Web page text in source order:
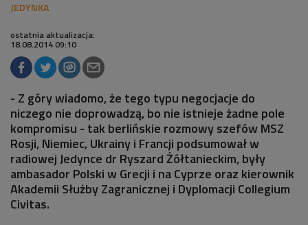
ostatnia aktualizacja:
18.08.2014 09:10
- Z góry wiadomo, że tego typu negocjacje do
niczego nie doprowadzą, bo nie istnieje żadne pole
kompromisu - tak berlińskie rozmowy szefów MSZ
Rosji, Niemiec, Ukrainy i Francji podsumował w
radiowej Jedynce dr Ryszard Żółtanieckim, były
ambasador Polski w Grecji i na Cyprze oraz kierownik
Akademii Służby Zagranicznej i Dyplomacji Collegium
Civitas.